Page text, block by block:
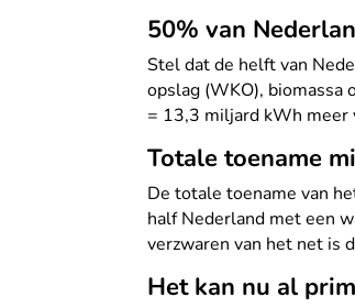
50% van
Stel dat de helft van
opslag (WKO),
= 13,3 miljard kWh meer
Totale toename
De totale toename van
half Nederland met een
verzwaren van het net is
Het kan nu al